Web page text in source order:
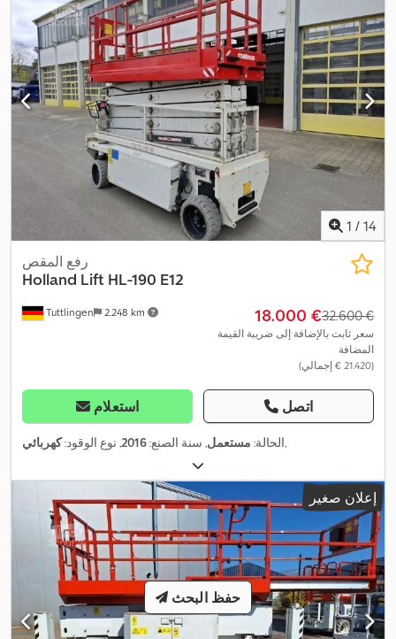
1 / 14
Tuttlingen 2.248 km
رفع المقص
Holland Lift HL-190 E12
‏18.000 € ‏32.600 €
سعر ثابت بالإضافة إلى ضريبة القيمة
المضافة
(‏21.420 € إجمالي)
استعلام اتصل
الحالة: مستعمل, سنة الصنع:2016, نوع الوقود:كهربائي ,
إعلان صغير
حفظ البحث